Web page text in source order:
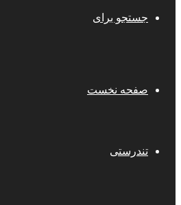
جستجو برای
صفحه نخست
تندرستی